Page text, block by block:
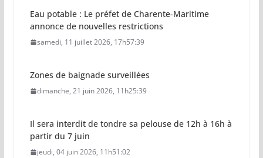
Eau potable : Le préfet de Charente-Maritime
annonce de nouvelles restrictions
samedi, 11 juillet 2026, 17h57:39
Zones de baignade surveillées
dimanche, 21 juin 2026, 11h25:39
Il sera interdit de tondre sa pelouse de 12h à 16h à
partir du 7 juin
jeudi, 04 juin 2026, 11h51:02